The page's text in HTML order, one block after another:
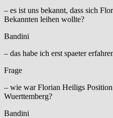
– es ist uns bekannt, dass sich
Bekannten leihen wollte?
Bandini
– das habe ich erst spaeter
Frage
– wie war Florian Heiligs Position
Wuerttemberg?
Bandini